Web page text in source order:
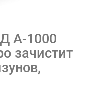
А-1000
зачистит